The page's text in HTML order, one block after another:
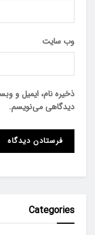
وب‌ سایت
ذخیره نام، ایمیل و
دیدگاهی می‌نویسم.
Categories